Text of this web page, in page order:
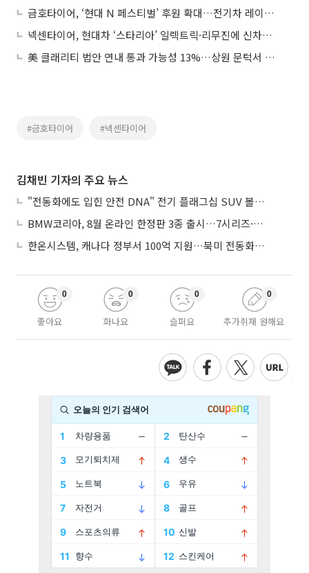
금호타이어, ‘현대 N 페스티벌’ 후원 확대…전기차 레이싱 타이어 기술력 강화
넥센타이어, 현대차 ‘스타리아’ 일렉트릭·리무진에 신차용 타이어 공급
美 클래리티 법안 연내 통과 가능성 13%…상원 문턱서 제동
#금호타이어 #넥센타이어
김채빈 기자의 주요 뉴스
"전동화에도 입힌 안전 DNA" 전기 플래그십 SUV 볼보 'EX90'
BMW코리아, 8월 온라인 한정판 3종 출시…7시리즈·X7·M340i 투어링
한온시스템, 캐나다 정부서 100억 지원…북미 전동화 시장 가속
좋아요
0
화나요
0
슬퍼요
0
추가취재 원해요
0